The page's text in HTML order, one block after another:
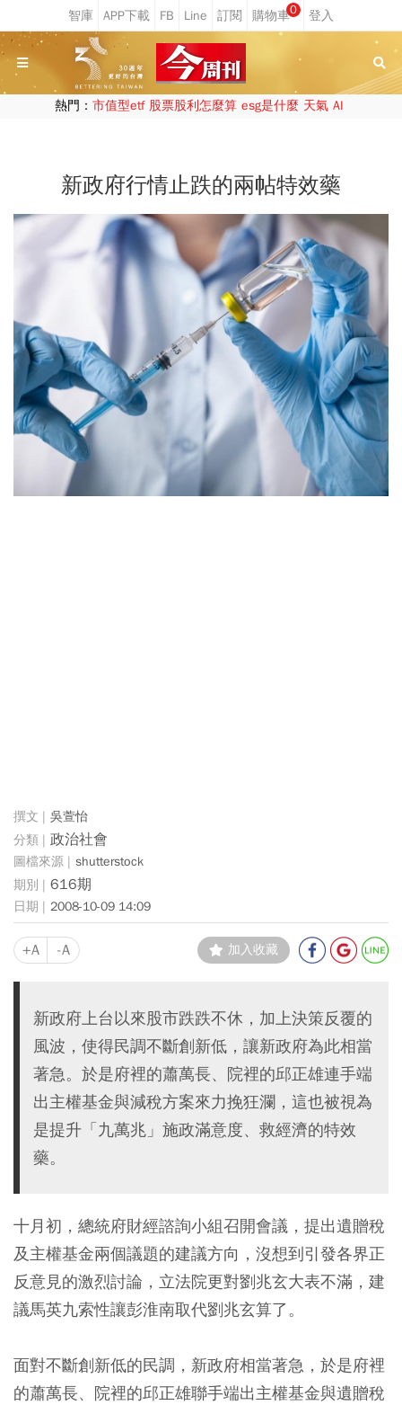
0
熱門： 市值型etf 股票股利怎麼算 esg是什麼 天氣 AI
新政府行情止跌的兩帖特效藥
吳萱怡
政治社會
shutterstock
616期
2008-10-09 14:09
+A -A 加入收藏
新政府上台以來股市跌跌不休，加上決策反覆的
風波，使得民調不斷創新低，讓新政府為此相當
著急。於是府裡的蕭萬長、院裡的邱正雄連手端
出主權基金與減稅方案來力挽狂瀾，這也被視為
是提升「九萬兆」施政滿意度、救經濟的特效
藥。
十月初，總統府財經諮詢小組召開會議，提出遺贈稅
及主權基金兩個議題的建議方向，沒想到引發各界正
反意見的激烈討論，立法院更對劉兆玄大表不滿，建
議馬英九索性讓彭淮南取代劉兆玄算了。
面對不斷創新低的民調，新政府相當著急，於是府裡
的蕭萬長、院裡的邱正雄聯手端出主權基金與遺贈稅